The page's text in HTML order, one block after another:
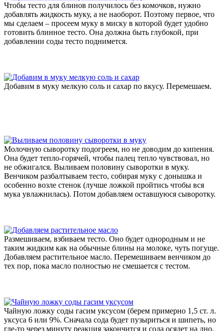
Чтобы тесто для блинов получилось без комочков, нужно
добавлять жидкость муку, а не наоборот. Поэтому первое, что
мы сделаем – просеем муку в миску в которой будет удобно
готовить блинное тесто. Она должна быть глубокой, при
добавлении соды тесто поднимется.
Добавим в муку мелкую соль и сахар по вкусу. Перемешаем.
Молочную сыворотку подогреем, но не доводим до кипения.
Она будет тепло-горячей, чтобы палец тепло чувствовал, но
не обжигался. Выливаем половину сыворотки в муку.
Венчиком разбалтываем тесто, собирая муку с донышка и
особенно возле стенок (лучше ложкой пройтись чтобы вся
мука увлажнилась). Потом добавляем оставшуюся сыворотку.
Размешиваем, взбиваем тесто. Оно будет однородным и не
таким жидким как на обычные блины на молоке, чуть погуще.
Добавляем растительное масло. Перемешиваем венчиком до
тех пор, пока масло полностью не смешается с тестом.
Чайную ложку соды гасим уксусом (берем примерно 1,5 ст. л.
уксуса 6 или 9%. Сначала сода будет пузыриться и шипеть, но
где-то через минуту реакция закончится и сода осядет на дно.